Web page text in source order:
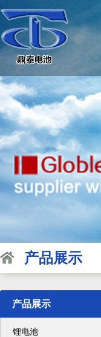
产品展示
产品展示
锂电池